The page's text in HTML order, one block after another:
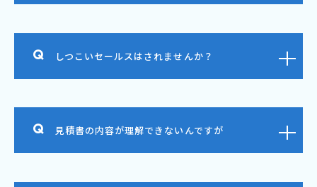
しつこいセールスはされませんか？
見積書の内容が理解できないんですが